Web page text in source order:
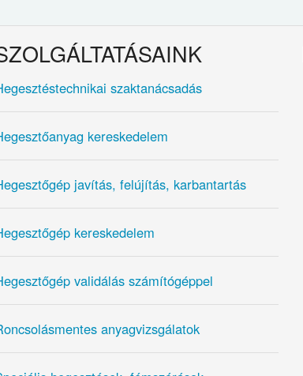
szaktanácsadás
kereskedelem
javítás, felújítás, karbantartás
kereskedelem
validálás számítógéppel
anyagvizsgálatok